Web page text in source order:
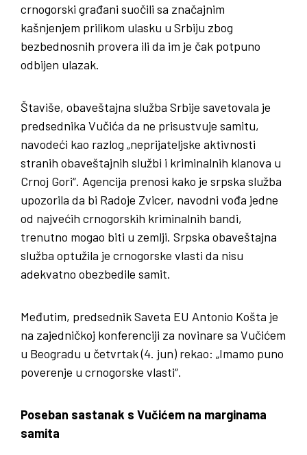
crnogorski građani suočili sa značajnim
kašnjenjem prilikom ulasku u Srbiju zbog
bezbednosnih provera ili da im je čak potpuno
odbijen ulazak.
Štaviše, obaveštajna služba Srbije savetovala je
predsednika Vučića da ne prisustvuje samitu,
navodeći kao razlog „neprijateljske aktivnosti
stranih obaveštajnih službi i kriminalnih klanova u
Crnoj Gori“. Agencija prenosi kako je srpska služba
upozorila da bi Radoje Zvicer, navodni vođa jedne
od najvećih crnogorskih kriminalnih bandi,
trenutno mogao biti u zemlji. Srpska obaveštajna
služba optužila je crnogorske vlasti da nisu
adekvatno obezbedile samit.
Međutim, predsednik Saveta EU Antonio Košta je
na zajedničkoj konferenciji za novinare sa Vučićem
u Beogradu u četvrtak (4. jun) rekao: „Imamo puno
poverenje u crnogorske vlasti“.
Poseban sastanak s Vučićem na marginama
samita